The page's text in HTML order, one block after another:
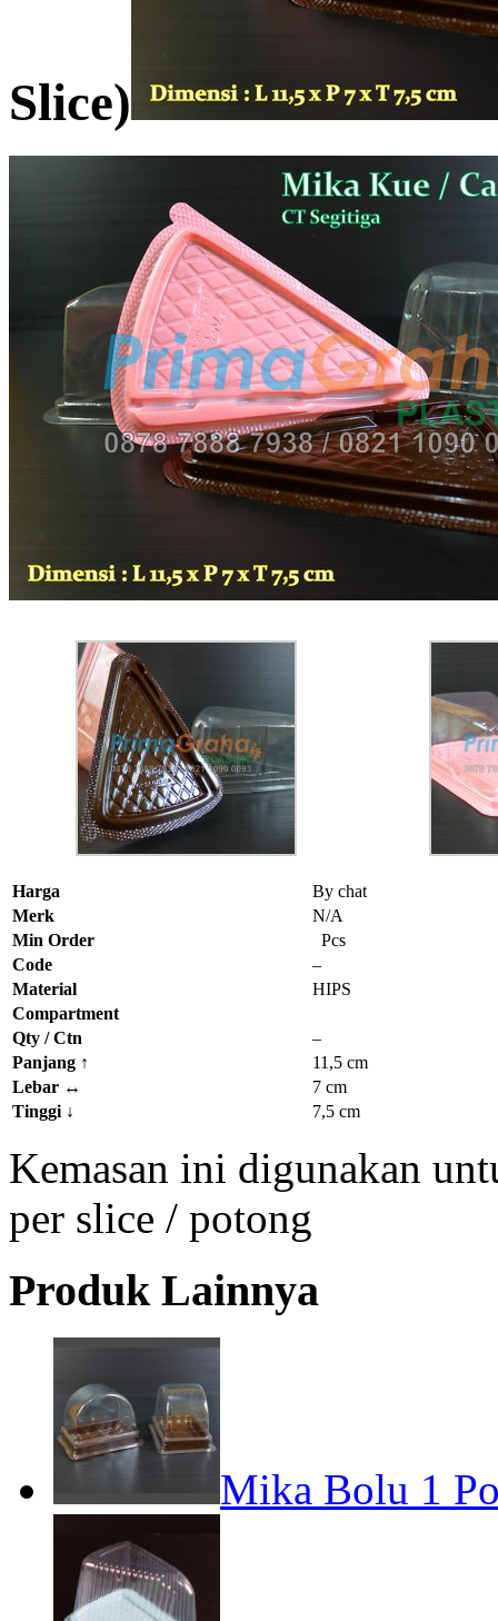
Slice)
Harga
By chat
Merk
N/A
Min Order
Pcs
Code
–
Material
HIPS
Compartment
Qty / Ctn
–
Panjang ↑
11,5 cm
Lebar ↔
7 cm
Tinggi ↓ 7,5 cm
Kemasan ini digunakan
per slice / potong
Produk Lainnya
Mika Bolu 1